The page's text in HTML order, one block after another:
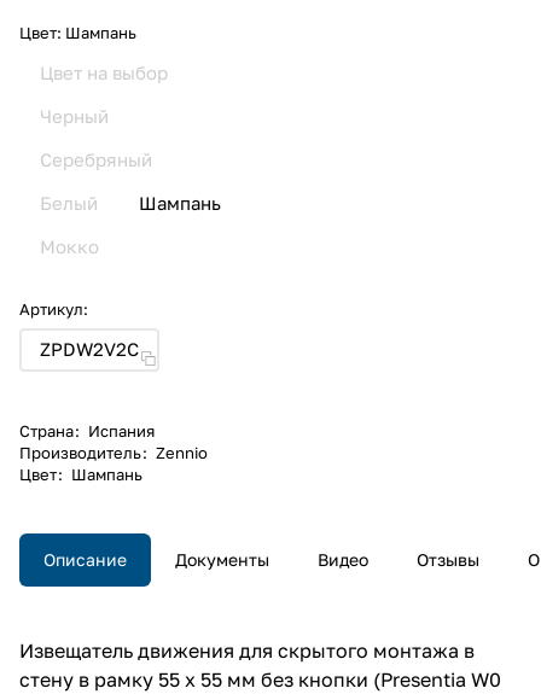
Цвет: Шампань
Шампань
Цвет на выбор
Черный
Серебряный
Белый
Мокко
Артикул:
ZPDW2V2C
Страна: Испания
Производитель: Zennio
Цвет: Шампань
Описание Документы Видео Отзывы
Извещатель движения для скрытого монтажа в
стену в рамку 55 x 55 мм без кнопки (Presentia W0